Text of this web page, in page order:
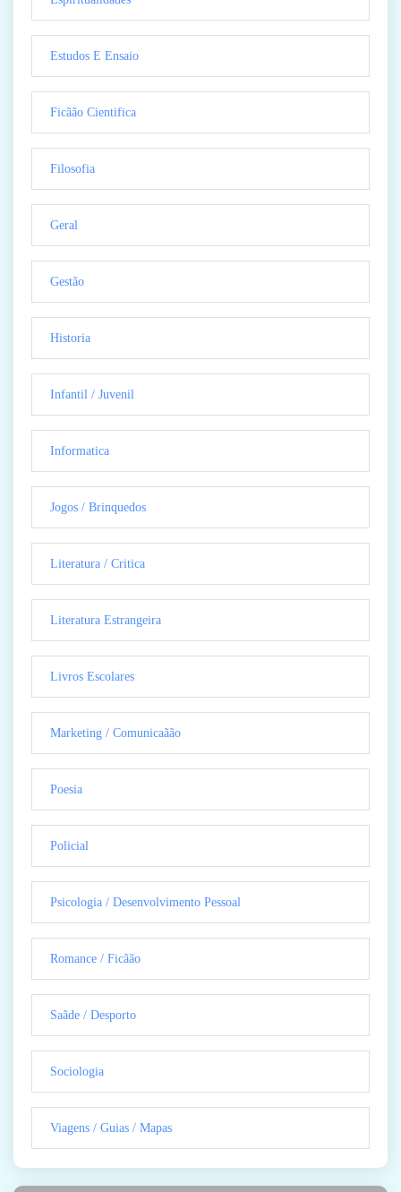
Estudos E Ensaio
Ficãão Cientifica
Filosofia
Geral
Gestão
Historia
Infantil / Juvenil
Informatica
Jogos / Brinquedos
Literatura / Critica
Literatura Estrangeira
Livros Escolares
Marketing / Comunicaãão
Poesia
Policial
Psicologia / Desenvolvimento Pessoal
Romance / Ficãão
Saãde / Desporto
Sociologia
Viagens / Guias / Mapas